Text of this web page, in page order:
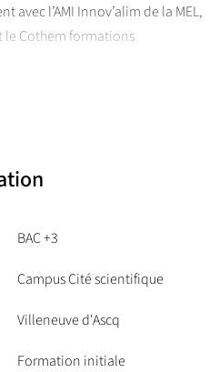
avec l’AMI Innov’alim de la MEL,
le Cothem formations
en vue de leurs utilisations. Un
alimentaire.
BAC +3
Campus Cité scientifique
Villeneuve d'Ascq
Formation initiale